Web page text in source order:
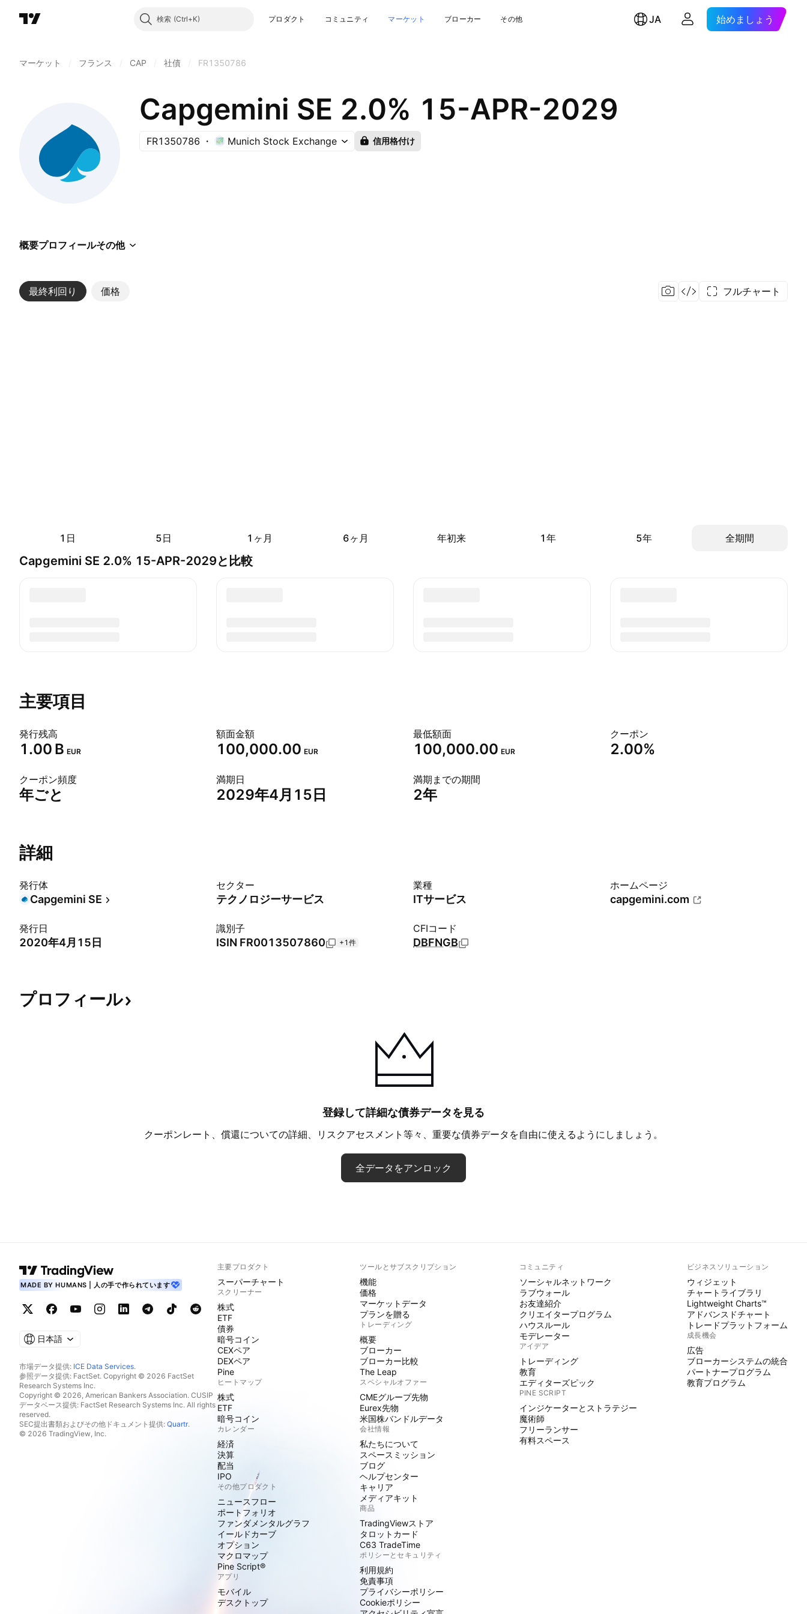
検索 プロダクト コミュニティ マーケット ブローカー その他 JA 始めましょう
マーケット フランス CAP 社債 FR1350786
Capgemini SE 2.0% 15-APR-2029
FR1350786 Munich Stock Exchange 信用格付け
概要プロフィールその他
最終利回り 価格
その他 フルチャート
1日 5日 1ヶ月 6ヶ月 年初来 1年 5年 全期間
Capgemini SE 2.0% 15-APR-2029と比較
主要項目
発行残高
‪1.00 B‬ EUR
額面金額
100,000.00 EUR
最低額面
100,000.00 EUR
クーポン
2.00%
クーポン頻度
年ごと
満期日
2029年4月15日
満期までの期間
2年
詳細
発行体
Capgemini SE
セクター
テクノロジーサービス
業種
ITサービス
ホームページ
capgemini.com
発行日
2020年4月15日
識別子
ISIN FR0013507860 +1件
CFIコード
DBFNGB
プロフィール
登録して詳細な債券データを見る
クーポンレート、償還についての詳細、リスクアセスメント等々、重要な債券データを自由に使えるようにしましょう。
全データをアンロック
MADE BY HUMANS | 人の手で作られています
日本語
市場データ提供: ICE Data Services.
参照データ提供: FactSet. Copyright © 2026 FactSet
Research Systems Inc.
Copyright © 2026, American Bankers Association. CUSIP
データベース提供: FactSet Research Systems Inc. All rights
reserved.
SEC提出書類およびその他ドキュメント提供: Quartr.
© 2026 TradingView, Inc.
主要プロダクト
スーパーチャート
スクリーナー
株式
ETF
債券
暗号コイン
CEXペア
DEXペア
Pine
ヒートマップ
株式
ETF
暗号コイン
カレンダー
経済
決算
配当
IPO
その他プロダクト
ニュースフロー
ポートフォリオ
ファンダメンタルグラフ
イールドカーブ
オプション
マクロマップ
Pine Script®
アプリ
モバイル
デスクトップ
ツールとサブスクリプション
機能
価格
マーケットデータ
プランを贈る
トレーディング
概要
ブローカー
ブローカー比較
The Leap
スペシャルオファー
CMEグループ先物
Eurex先物
米国株バンドルデータ
会社情報
私たちについて
スペースミッション
ブログ
ヘルプセンター
キャリア
メディアキット
商品
TradingViewストア
タロットカード
C63 TradeTime
ポリシーとセキュリティ
利用規約
免責事項
プライバシーポリシー
Cookieポリシー
コミュニティ
ソーシャルネットワーク
ラブウォール
お友達紹介
クリエイタープログラム
ハウスルール
モデレーター
アイデア
トレーディング
教育
エディターズピック
PINE SCRIPT
インジケーターとストラテジー
魔術師
フリーランサー
有料スペース
ビジネスソリューション
ウィジェット
チャートライブラリ
Lightweight Charts™
アドバンスドチャート
トレードプラットフォーム
成長機会
広告
ブローカーシステムの統合
パートナープログラム
教育プログラム